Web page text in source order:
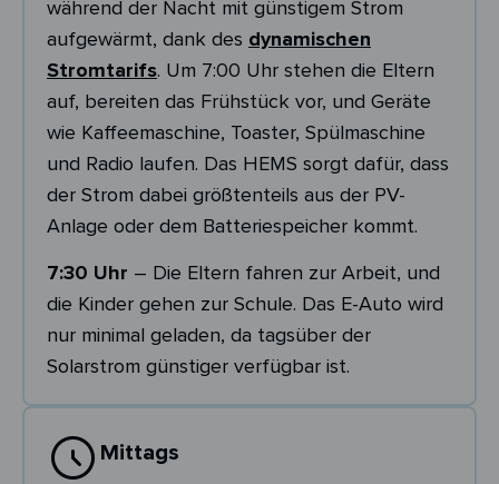
während der Nacht mit günstigem Strom
aufgewärmt, dank des dynamischen
Stromtarifs. Um 7:00 Uhr stehen die Eltern
auf, bereiten das Frühstück vor, und Geräte
wie Kaffeemaschine, Toaster, Spülmaschine
und Radio laufen. Das HEMS sorgt dafür, dass
der Strom dabei größtenteils aus der PV-
Anlage oder dem Batteriespeicher kommt.
7:30 Uhr – Die Eltern fahren zur Arbeit, und
die Kinder gehen zur Schule. Das E-Auto wird
nur minimal geladen, da tagsüber der
Solarstrom günstiger verfügbar ist.
Mittags